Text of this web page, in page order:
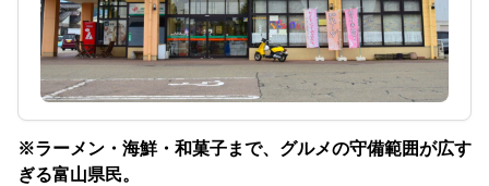
※ラーメン・海鮮・和菓子まで、グルメの守備範囲が広す
ぎる富山県民。